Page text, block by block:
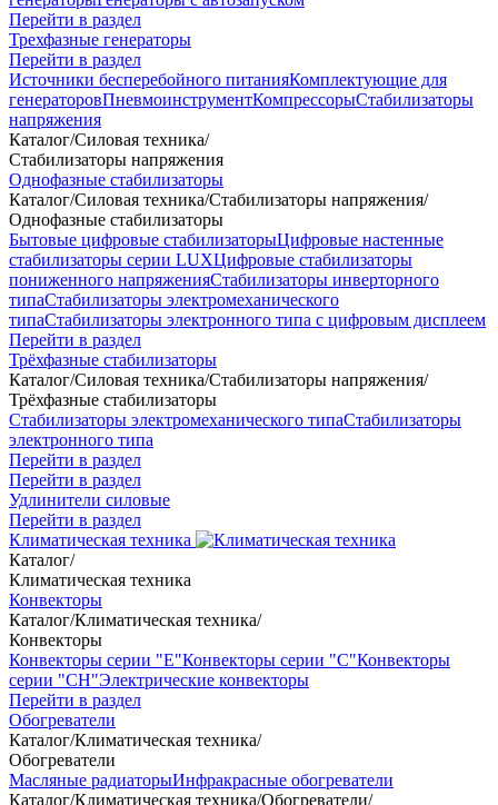
Перейти в раздел
Трехфазные генераторы
Перейти в раздел
Источники бесперебойного питанияКомплектующие для
генераторовПневмоинструментКомпрессорыСтабилизаторы
напряжения
Каталог/Силовая техника/
Стабилизаторы напряжения
Однофазные стабилизаторы
Каталог/Силовая техника/Стабилизаторы напряжения/
Однофазные стабилизаторы
Бытовые цифровые стабилизаторыЦифровые настенные
стабилизаторы серии LUXЦифровые стабилизаторы
пониженного напряженияСтабилизаторы инверторного
типаСтабилизаторы электромеханического
типаСтабилизаторы электронного типа с цифровым дисплеем
Перейти в раздел
Трёхфазные стабилизаторы
Каталог/Силовая техника/Стабилизаторы напряжения/
Трёхфазные стабилизаторы
Стабилизаторы электромеханического типаСтабилизаторы
электронного типа
Перейти в раздел
Перейти в раздел
Удлинители силовые
Перейти в раздел
Климатическая техника
Каталог/
Климатическая техника
Конвекторы
Каталог/Климатическая техника/
Конвекторы
Конвекторы серии "Е"Конвекторы серии "С"Конвекторы
серии "СН"Электрические конвекторы
Перейти в раздел
Обогреватели
Каталог/Климатическая техника/
Обогреватели
Масляные радиаторыИнфракрасные обогреватели
Каталог/Климатическая техника/Обогреватели/